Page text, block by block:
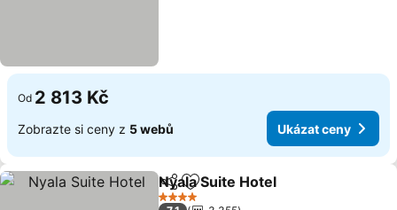
Od 2 813 Kč
Zobrazte si ceny z 5 webů Ukázat ceny
SdíletPřidat na seznam oblíbených
Nyala Suite Hotel
4 Počet hvězdiček